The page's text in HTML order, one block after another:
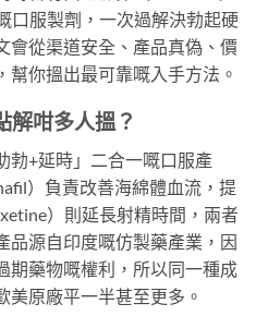
口服製劑，一次過解決勃起硬
會從渠道安全、產品真偽、價
你搵出最可靠嘅入手方法。
解咁多人搵？
勃+延時」二合一嘅口服產
）負責改善海綿體血流，提
）則延長射精時間，兩者
品源自印度嘅仿製藥產業，因
期藥物嘅權利，所以同一種成
美原廠平一半甚至更多。